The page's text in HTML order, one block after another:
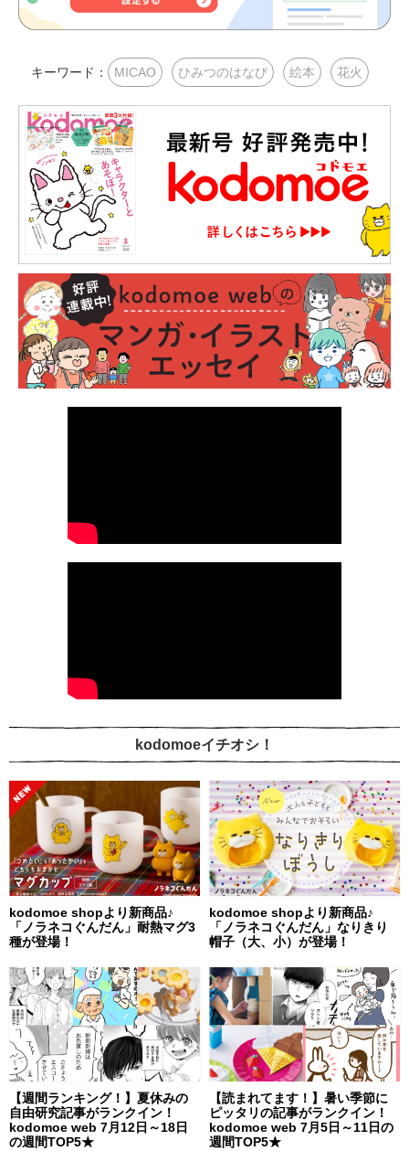
キーワード： MICAO ひみつのはなび 絵本 花火
kodomoeイチオシ！
kodomoe shopより新商品♪
「ノラネコぐんだん」耐熱マグ3
種が登場！
kodomoe shopより新商品♪
「ノラネコぐんだん」なりきり
帽子（大、小）が登場！
【週間ランキング！】夏休みの
自由研究記事がランクイン！
kodomoe web 7月12日～18日
の週間TOP5★
【読まれてます！】暑い季節に
ピッタリの記事がランクイン！
kodomoe web 7月5日～11日の
週間TOP5★